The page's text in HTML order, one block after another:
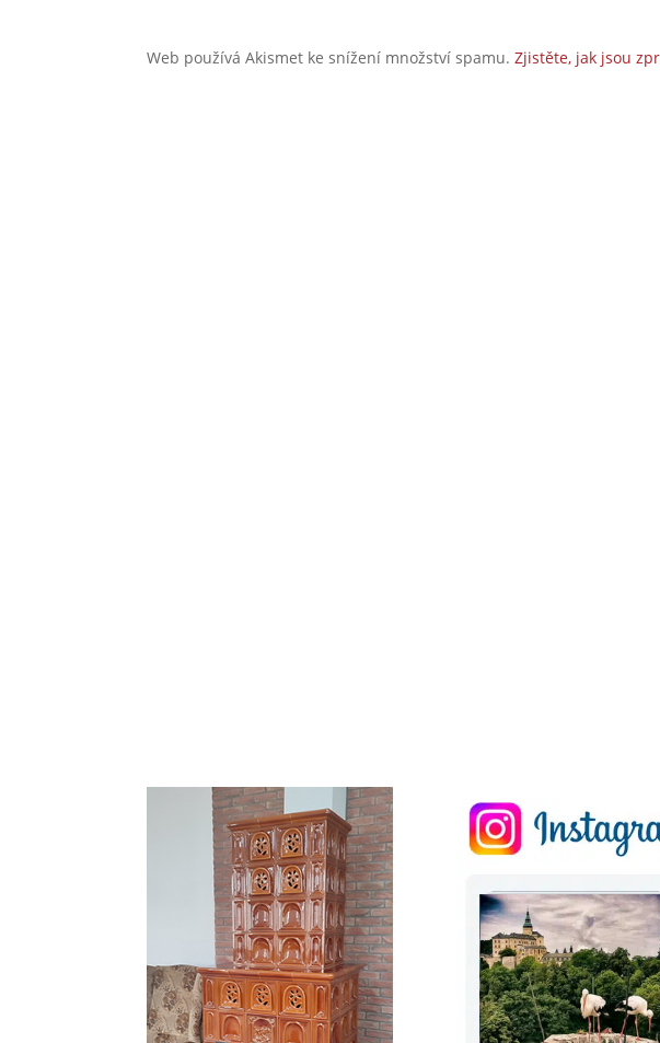
Web používá Akismet ke snížení množství spamu.Zjistěte, jak jsou